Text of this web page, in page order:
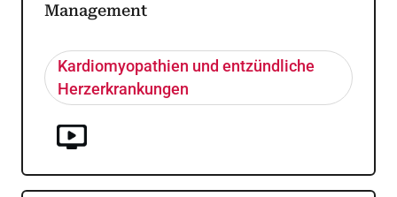
Management
Kardiomyopathien und entzündliche
Herzerkrankungen